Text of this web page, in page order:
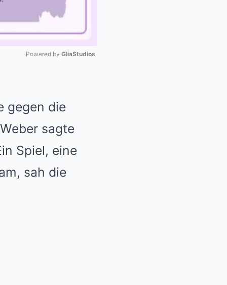
Powered by GliaStudios
gegen die
sagte
Spiel, eine
sah die